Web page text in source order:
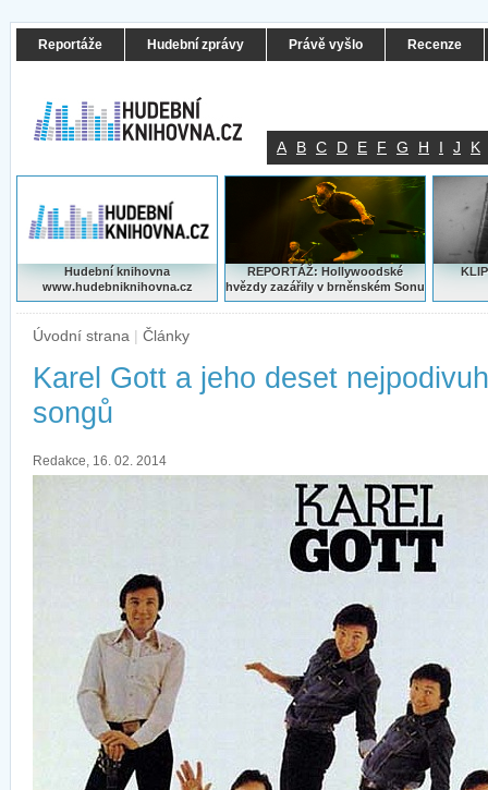
Reportáže Hudební zprávy Právě vyšlo Recenze
A B C D E F G H I J K
Hudební knihovna
www.hudebniknihovna.cz
REPORTÁŽ: Hollywoodské
hvězdy zazářily v brněnském Sonu
Úvodní strana | Články
Karel Gott a jeho deset
songů
Redakce, 16. 02. 2014